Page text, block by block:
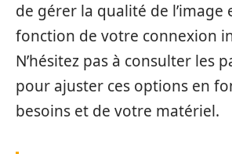
de gérer la qualité de l’image
fonction de votre connexion
N’hésitez pas à consulter les
pour ajuster ces options en
besoins et de votre matériel.